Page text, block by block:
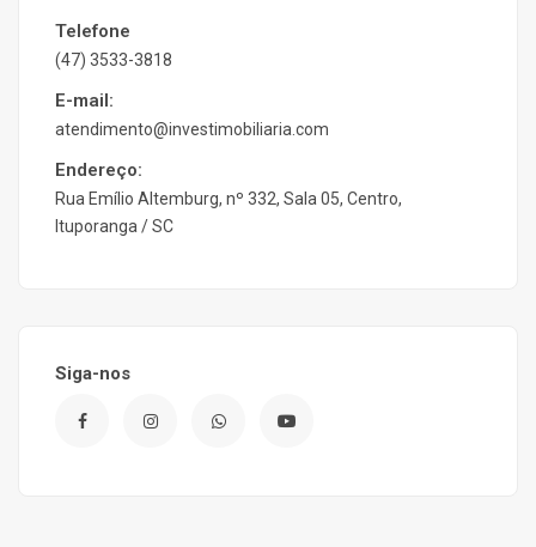
Telefone
(47) 3533-3818
E-mail:
atendimento@investimobiliaria.com
Endereço:
Rua Emílio Altemburg, nº 332, Sala 05, Centro,
Ituporanga / SC
Siga-nos